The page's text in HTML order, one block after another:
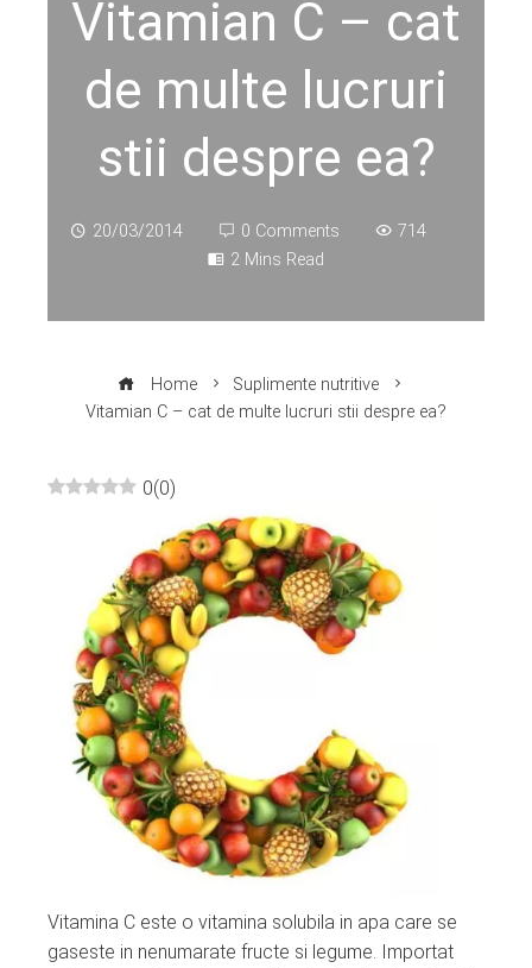
Vitamian C – cat
de multe lucruri
stii despre ea?
20/03/2014 0 Comments
714
2 Mins Read
Home
Suplimente nutritive
Vitamian C – cat de multe lucruri stii despre ea?
0(0)
Vitamina C este o vitamina solubila in apa care se
gaseste in nenumarate fructe si legume. Importat